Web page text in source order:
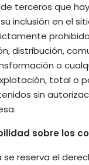
terceros que
inclusión en el
distribución,
o
total o
sin
sobre los
se reserva el